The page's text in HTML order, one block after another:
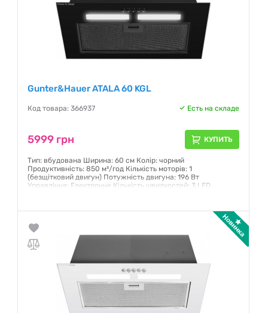
Gunter&Hauer ATALA 60 KGL
Код товара: 366937 Есть на складе
5999 грн КУПИТЬ
Тип: вбудована Ширина: 60 см Колір: чорний
Продуктивність: 850 м³/год Кількість моторів: 1
(безщітковий двигун) Потужність двигуна: 196 Вт
Управління: Електронне Кількість швидкостей: 3 LED
Гарантия:12 месяцев